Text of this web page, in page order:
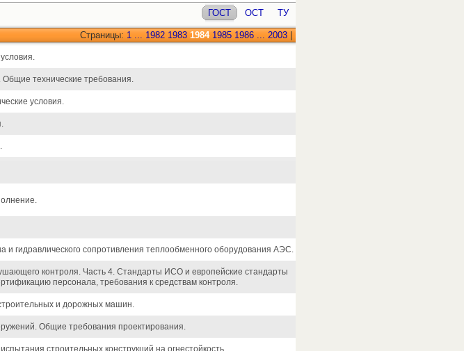
ГОСТ ОСТ ТУ
Страницы: 1 ... 1982 1983 1984 1985 1986 ... 2003
технические требования.
условия.
и гидравлического сопротивления теплообменного оборудования АЭС.
контроля. Часть 4. Стандарты ИСО и европейские стандарты
персонала, требования к средствам контроля.
и дорожных машин.
Общие требования проектирования.
строительных конструкций на огнестойкость.